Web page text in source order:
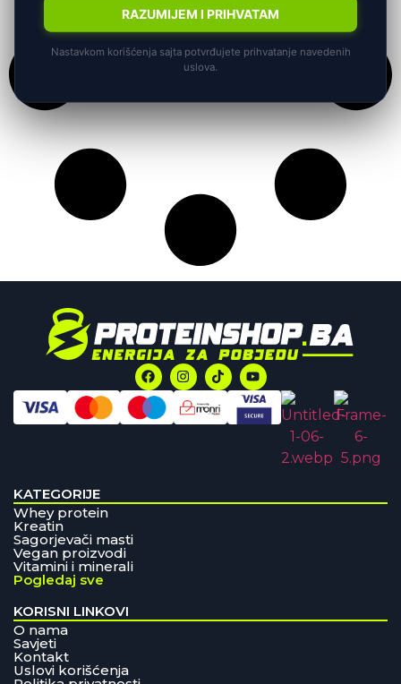
KATEGORIJE
Whey protein
Kreatin
Sagorjevači masti
Vegan proizvodi
Vitamini i minerali
Pogledaj sve
KORISNI LINKOVI
O nama
Savjeti
Kontakt
Uslovi korišćenja
RAZUMIJEM I PRIHVATAM
Nastavkom korišćenja sajta potvrđujete prihvatanje navedenih
uslova.